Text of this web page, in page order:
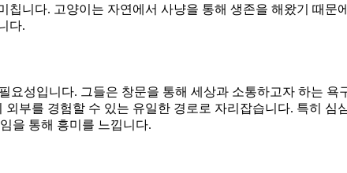
니다. 고양이는 자연에서 사냥을 통해 생존을 해왔기 때문
다.
요성입니다. 그들은 창문을 통해 세상과 소통하고자 하는 욕
부를 경험할 수 있는 유일한 경로로 자리잡습니다. 특히 심
을 통해 흥미를 느낍니다.